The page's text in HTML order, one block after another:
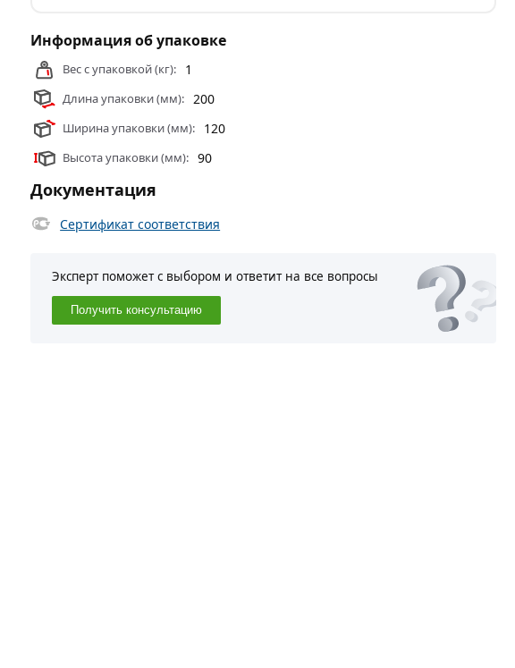
Информация об упаковке
Вес с упаковкой (кг): 1
Длина упаковки (мм): 200
Ширина упаковки (мм): 120
Высота упаковки (мм): 90
Документация
Сертификат соответствия
Эксперт поможет с выбором и ответит на все вопросы
Получить консультацию